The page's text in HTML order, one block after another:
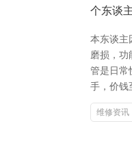
个东谈
本东谈主
磨损，功
管是日常
手，价钱
维修资讯